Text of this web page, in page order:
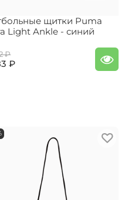
щитки Puma
Light Ankle - синий
₽
₽